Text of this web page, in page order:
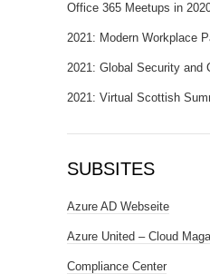
Office 365 Meetups in
2021: Modern Workplace
2021: Global Security and
2021: Virtual Scottish
SUBSITES
Azure AD Webseite
Azure United – Cloud
Compliance Center